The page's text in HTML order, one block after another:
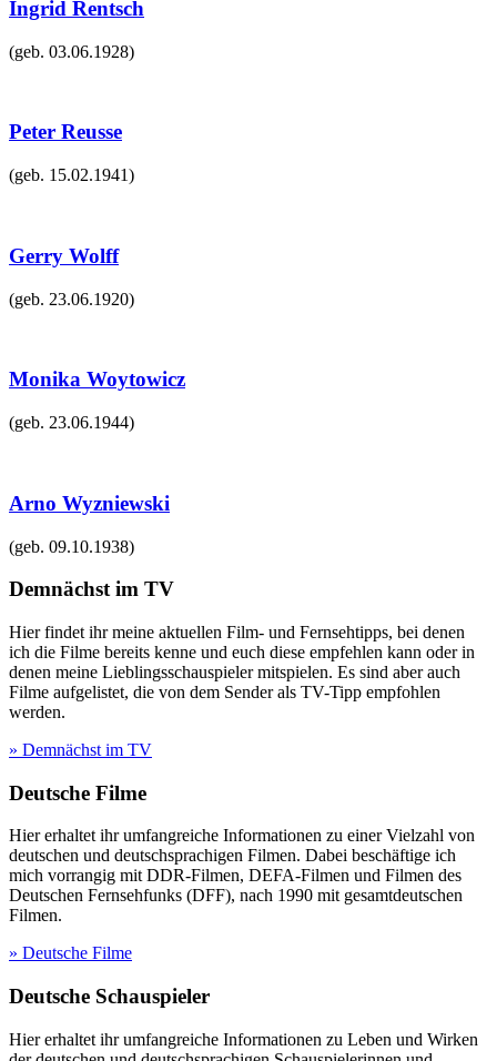
Ingrid Rentsch
(geb. 03.06.1928)
Peter Reusse
(geb. 15.02.1941)
Gerry Wolff
(geb. 23.06.1920)
Monika Woytowicz
(geb. 23.06.1944)
Arno Wyzniewski
(geb. 09.10.1938)
Demnächst im TV
Hier findet ihr meine aktuellen Film- und Fernsehtipps, bei denen
ich die Filme bereits kenne und euch diese empfehlen kann oder in
denen meine Lieblingsschauspieler mitspielen. Es sind aber auch
Filme aufgelistet, die von dem Sender als TV-Tipp empfohlen
werden.
» Demnächst im TV
Deutsche Filme
Hier erhaltet ihr umfangreiche Informationen zu einer Vielzahl von
deutschen und deutschsprachigen Filmen. Dabei beschäftige ich
mich vorrangig mit DDR-Filmen, DEFA-Filmen und Filmen des
Deutschen Fernsehfunks (DFF), nach 1990 mit gesamtdeutschen
Filmen.
» Deutsche Filme
Deutsche Schauspieler
Hier erhaltet ihr umfangreiche Informationen zu Leben und Wirken